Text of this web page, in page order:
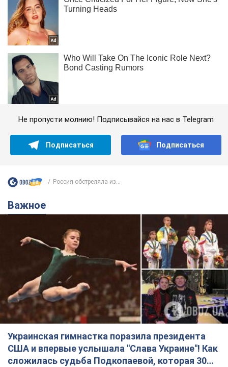
Не пропусти молнию! Подписывайся на нас в Telegram
Подписаться Подписаться
Россия обстреляла из...
Важное
Украинская гимнастка поразила президента
США и впервые услышала "Слава Украине"! Как
сложилась судьба Подкопаевой, которая 30